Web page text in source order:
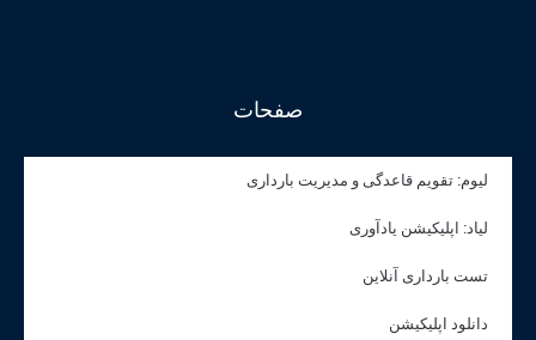
صفحات
لیوم: تقویم قاعدگی و مدیریت بارداری
لیاد: اپلیکیشن یادآوری
تست بارداری آنلاین
دانلود اپلیکیشن